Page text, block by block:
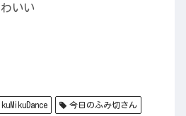
いい
今日のふみ切さん